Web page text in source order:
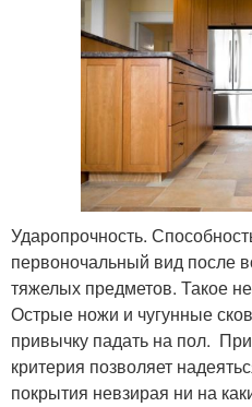
Ударопрочность.
первоночальный вид после
тяжелых предметов. Такое
Острые ножи и чугунные
привычку падать на пол.
критерия позволяет
покрытия невзирая ни на